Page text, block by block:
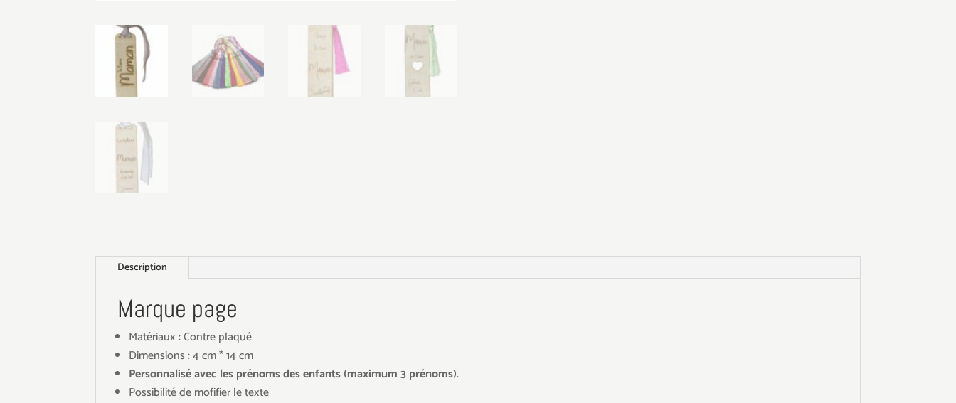
Description
Marque page
Matériaux : Contre plaqué
Dimensions : 4 cm * 14 cm
Personnalisé avec les prénoms des enfants (maximum 3 prénoms).
Possibilité de mofifier le texte